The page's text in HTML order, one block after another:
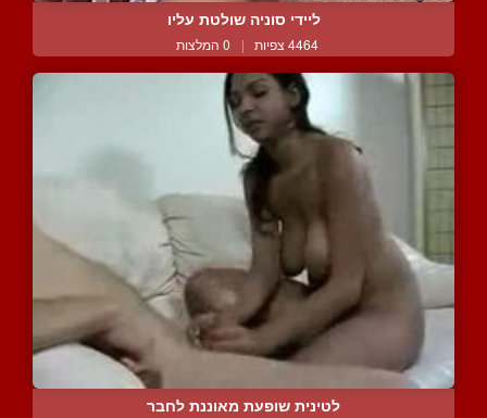
ליידי סוניה שולטת עליו
4464 צפיות | 0 המלצות
לטינית שופעת מאוננת לחבר